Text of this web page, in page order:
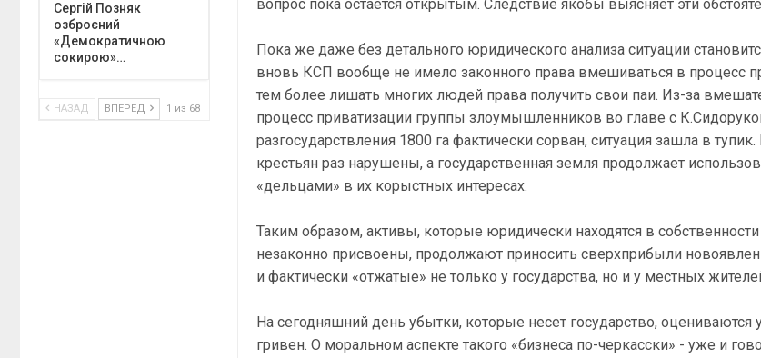
вопрос пока остается открытым. Следствие якобы выясняет эти
Пока же даже без детального юридического анализа ситуации
вновь КСП вообще не имело законного права вмешиваться в процесс
тем более лишать многих людей права получить свои паи. Из-за
процесс приватизации группы злоумышленников во главе с
разгосударствления 1800 га фактически сорван, ситуация зашла в
крестьян раз нарушены, а государственная земля продолжает
«дельцами» в их корыстных интересах.
Таким образом, активы, которые юридически находятся в собственности
незаконно присвоены, продолжают приносить сверхприбыли
и фактически «отжатые» не только у государства, но и у местных
На сегодняшний день убытки, которые несет государство,
гривен. О моральном аспекте такого «бизнеса по-черкасски» - уже и
Сергій Позняк
озброєний
«Демократичною
сокирою»…
НАЗАД ВПЕРЕД 1 из 68